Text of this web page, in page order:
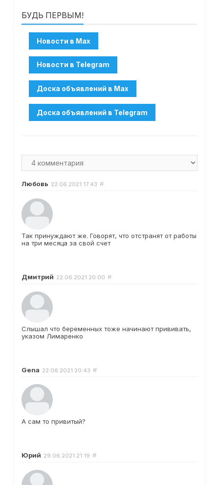
БУДЬ ПЕРВЫМ!
Любовь 22.06.2021 17:43 #
Так принуждают же. Говорят, что отстранят от работы
на три месяца за свой счет
Дмитрий 22.06.2021 20:00 #
Слышал что беременных тоже начинают прививать,
указом Лимаренко
Gena 22.06.2021 20:43 #
А сам то привитый?
Юрий 29.06.2021 21:19 #